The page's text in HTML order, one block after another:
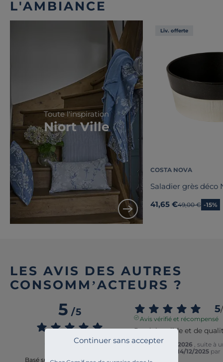
Continuer sans accepter
L'AMBIANCE
Toute l'inspiration
Niort Ville
Liv. offerte
COSTA NOVA
Saladier grès déco
41,65 €Ancien prix
49,00 € -15%
LES AVIS DES AUTRES
CONSOMM’ACTEURS ?
5/5
Basé sur2 avis soumis à un
5/
Avis vérifié et récompensé
Produit solide et de
Avis du09/03/2026
, suite à
14/12/2025 par